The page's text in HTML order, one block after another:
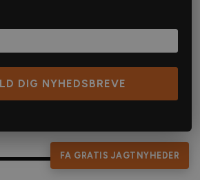
relativt små i forhold til andet
trods størrelse er sikaerne seje og
mellem ryg og bagben op
var skudt itu. Alligevel kunne dyret gå
inden det faldt omkuld under et
FA GRATIS JAGTNYHEDER